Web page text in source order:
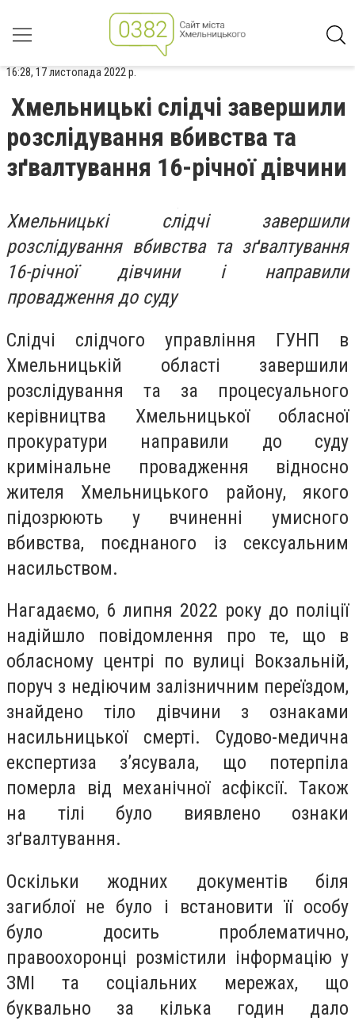
16:28, 17 листопада 2022 р.
Хмельницькі слідчі завершили
розслідування вбивства та
зґвалтування 16-річної дівчини
Хмельницькі слідчі завершили
розслідування вбивства та зґвалтування
16-річної дівчини і направили
провадження до суду
Слідчі слідчого управління ГУНП в
Хмельницькій області завершили
розслідування та за процесуального
керівництва Хмельницької обласної
прокуратури направили до суду
кримінальне провадження відносно
жителя Хмельницького району, якого
підозрюють у вчиненні умисного
вбивства, поєднаного із сексуальним
насильством.
Нагадаємо, 6 липня 2022 року до поліції
надійшло повідомлення про те, що в
обласному центрі по вулиці Вокзальній,
поруч з недіючим залізничним переїздом,
знайдено тіло дівчини з ознаками
насильницької смерті. Судово-медична
експертиза з’ясувала, що потерпіла
померла від механічної асфіксії. Також
на тілі було виявлено ознаки
зґвалтування.
Оскільки жодних документів біля
загиблої не було і встановити її особу
було досить проблематично,
правоохоронці розмістили інформацію у
ЗМІ та соціальних мережах, що
буквально за кілька годин дало